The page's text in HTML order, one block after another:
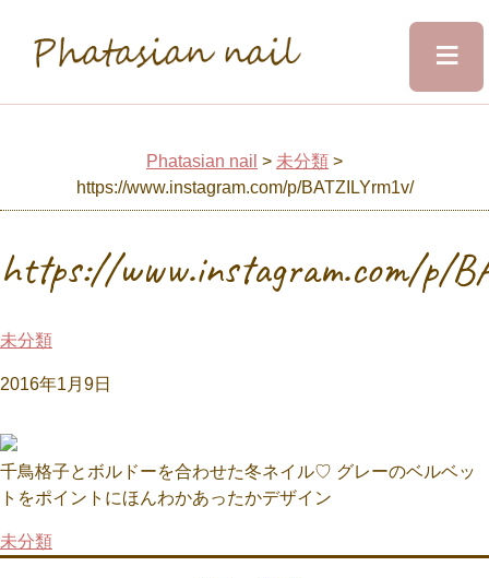
≡
Voice
Campaign
Phatasian nail > 未分類 >
https://www.instagram.com/p/BATZILYrm1v/
https://www.instagram.com/p/
未分類
2016年1月9日
千鳥格子とボルドーを合わせた冬ネイル♡ グレーのベルベッ
トをポイントにほんわかあったかデザイン
未分類